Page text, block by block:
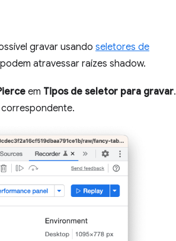
gravar usando seletores de
atravessar raízes shadow.
em Tipos de seletor para gravar.